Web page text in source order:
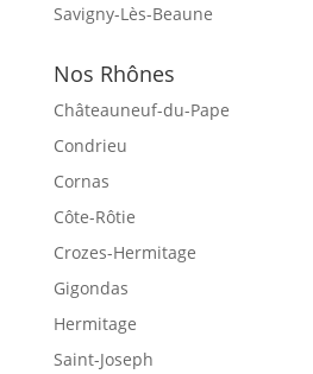
Savigny-Lès-Beaune
Nos Rhônes
Châteauneuf-du-Pape
Condrieu
Cornas
Côte-Rôtie
Crozes-Hermitage
Gigondas
Hermitage
Saint-Joseph